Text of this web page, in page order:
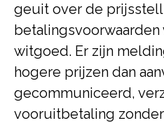
geuit over de
betalingsvoorwaarden
witgoed. Er zijn
hogere prijzen dan
gecommuniceerd,
vooruitbetaling